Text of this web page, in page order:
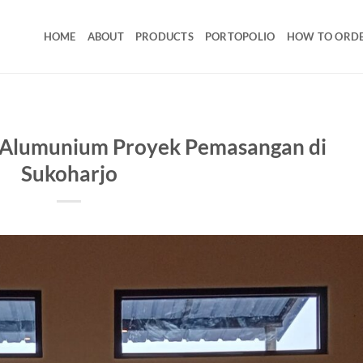
HOME ABOUT PRODUCTS PORTOPOLIO HOW TO
Proyek Pemasangan di
Sukoharjo